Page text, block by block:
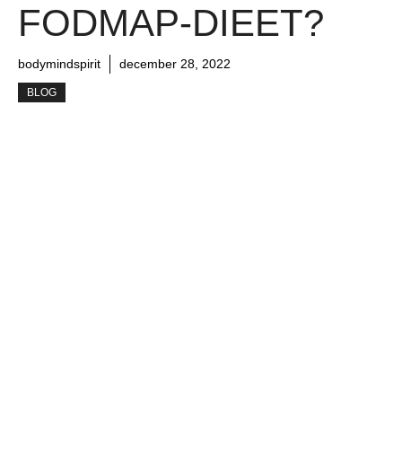
FODMAP-DIEET?
bodymindspirit december 28, 2022
BLOG